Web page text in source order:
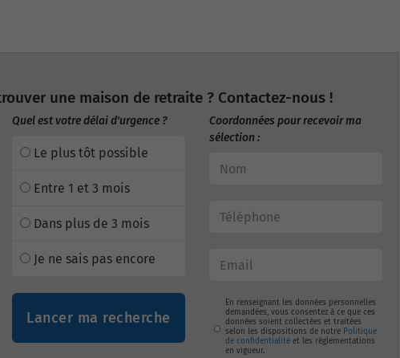
une maison de retraite ? Contactez-nous !
Quel est votre délai d'urgence ?
Le plus tôt possible
Entre 1 et 3 mois
Dans plus de 3 mois
Je ne sais pas encore
Lancer ma recherche
Coordonnées pour recevoir ma
sélection :
En renseignant les données personnelles
demandées, vous consentez à ce que ces
données soient collectées et traitées
selon les dispositions de notre Politique
de confidentialitéet les réglementations
en vigueur.